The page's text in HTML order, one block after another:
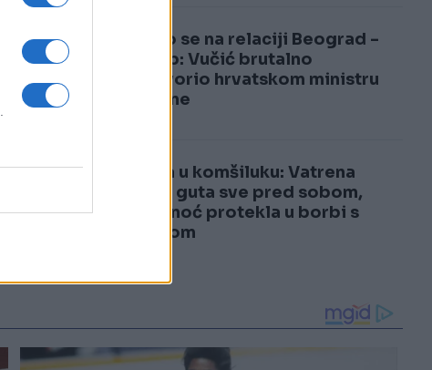
3
Usijalo se na relaciji Beograd -
Zagreb: Vučić brutalno
odgovorio hrvatskom ministru
odbrane
4
Drama u komšiluku: Vatrena
stihija guta sve pred sobom,
cijela noć protekla u borbi s
požarom